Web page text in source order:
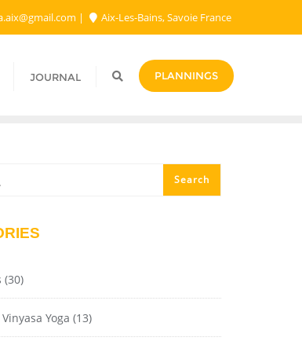
Aix-Les-Bains, Savoie France
JOURNAL PLANNINGS
(30)
Yoga (13)